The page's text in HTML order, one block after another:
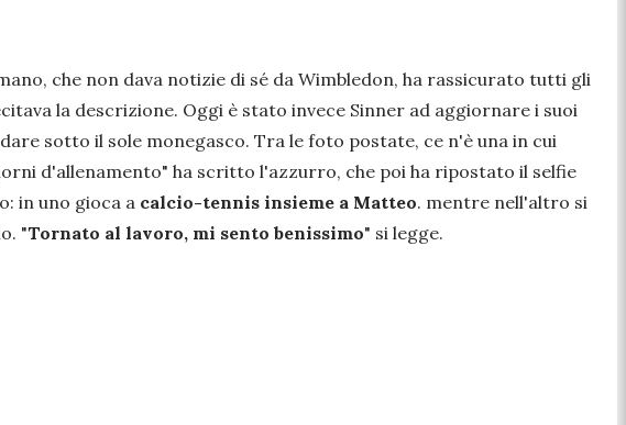
che non dava notizie di sé da Wimbledon, ha rassicurato tutti gli
la descrizione. Oggi è stato invece Sinner ad aggiornare i suoi
sotto il sole monegasco. Tra le foto postate, ce n'è una in cui
d'allenamento" ha scritto l'azzurro, che poi ha ripostato il selfie
in uno gioca a calcio-tennis insieme a Matteo. mentre nell'altro si
"Tornato al lavoro, mi sento benissimo" si legge.